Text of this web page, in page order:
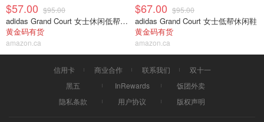
$57.00 $95.00
adidas Grand Court 女士休闲低帮运动鞋
黄金码有货
amazon.ca
$67.00 $95.00
adidas Grand Court 女士低帮休闲鞋
黄金码有货
amazon.ca
信用卡 商业合作 联系我们
双十一
黑五
InRewards
饭团外卖
隐私条款
用户协议 版权声明